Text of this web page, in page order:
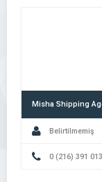
Misha Shipping
Belirtilmemiş
0 (216) 391